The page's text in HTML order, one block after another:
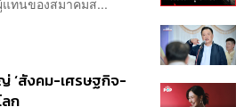
ทนของสมาคมส...
‘สังคม-เศรษฐกิจ-
ลก